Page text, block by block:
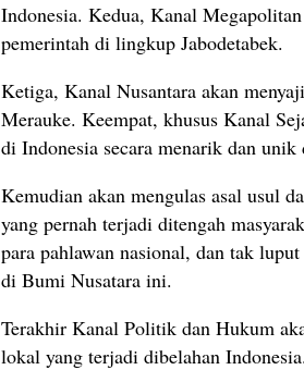
Indonesia. Kedua, Kanal
pemerintah di lingkup Jabodetabek.
Ketiga, Kanal Nusantara akan
Merauke. Keempat, khusus Kanal
di Indonesia secara menarik dan
Kemudian akan mengulas asal usul
yang pernah terjadi ditengah
para pahlawan nasional, dan tak
di Bumi Nusatara ini.
Terakhir Kanal Politik dan Hukum
lokal yang terjadi dibelahan